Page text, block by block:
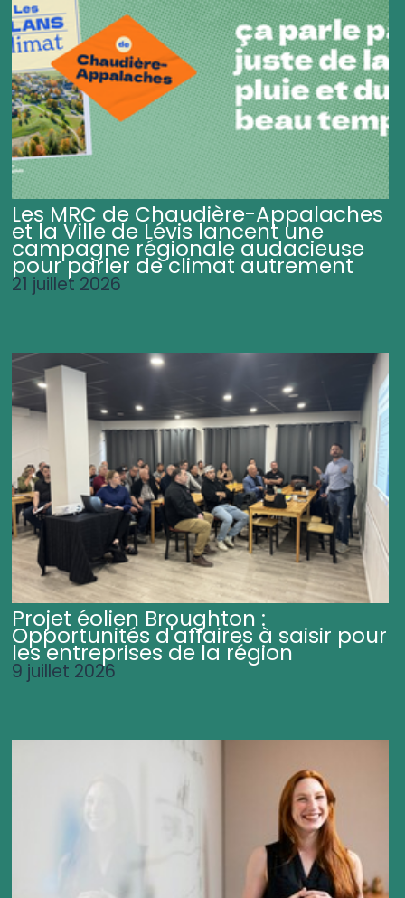
Les MRC de Chaudière-Appalaches
et la Ville de Lévis lancent une
campagne régionale audacieuse
pour parler de climat autrement
21 juillet 2026
Projet éolien Broughton :
Opportunités d'affaires à saisir pour
les entreprises de la région
9 juillet 2026